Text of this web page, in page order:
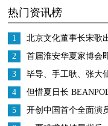
法可以学！
热门资讯榜
1
北京文化董事长宋歌
匠》中美影视分享会
展
2
首届淮安华夏家博会
博会百城计划进度过
3
毕导、手工耿、张大
研究所是什么？
4
但惜夏日长
5
开创中国首个全面演
化或将再发爆款！